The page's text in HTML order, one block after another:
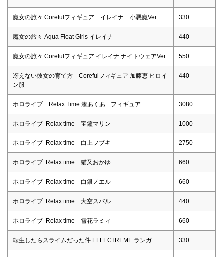
魔女の旅々 Corefulフィギュア イレイナ 小悪魔Ver. 330
魔女の旅々 Aqua Float Girls イレイナ 440
魔女の旅々 Corefulフィギュア イレイナ ナイトウェアVer. 550
冴えない彼女の育て方 Corefulフィギュア 加藤恵 ヒロイ
ン服
440
ホロライブ Relax Time 湊あくあ フィギュア 3080
ホロライブ Relax time 宝鐘マリン 1000
ホロライブ Relax time 白上フブキ 2750
ホロライブ Relax time 猫又おかゆ 660
ホロライブ Relax time 白銀ノエル 660
ホロライブ Relax time 大空スバル 440
ホロライブ Relax time 雪花ラミィ 660
転生したらスライムだった件 EFFECTREME ランガ 330